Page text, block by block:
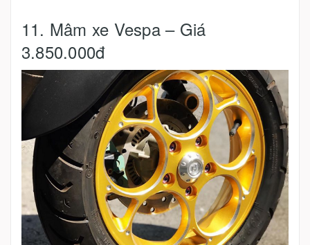
11. Mâm xe Vespa – Giá
3.850.000đ